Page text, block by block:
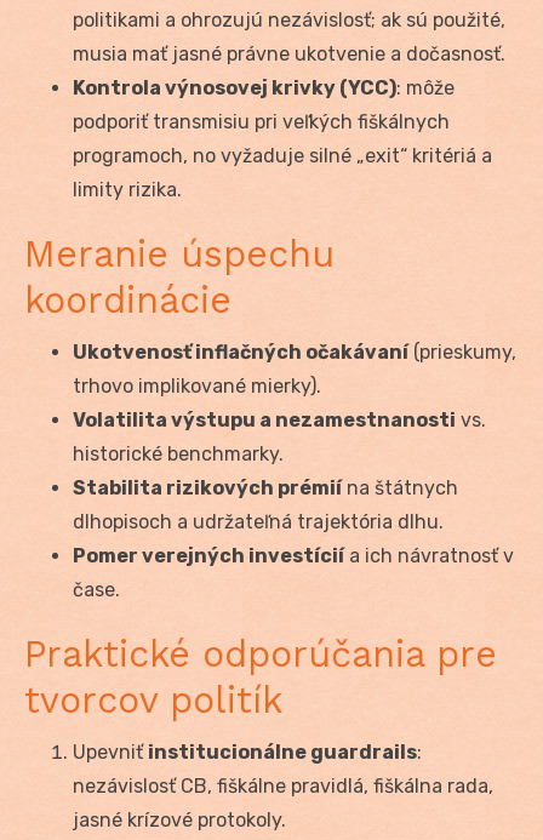
politikami a ohrozujú nezávislosť; ak sú použité,
musia mať jasné právne ukotvenie a dočasnosť.
Kontrola výnosovej krivky (YCC): môže
podporiť transmisiu pri veľkých fiškálnych
programoch, no vyžaduje silné „exit“ kritériá a
limity rizika.
Meranie úspechu
koordinácie
Ukotvenosť inflačných očakávaní(prieskumy,
trhovo implikované mierky).
Volatilita výstupu a nezamestnanosti vs.
historické benchmarky.
Stabilita rizikových prémiína štátnych
dlhopisoch a udržateľná trajektória dlhu.
Pomer verejných investíciía ich návratnosť v
čase.
Praktické odporúčania pre
tvorcov politík
Upevniť institucionálne guardrails:
nezávislosť CB, fiškálne pravidlá, fiškálna rada,
jasné krízové protokoly.